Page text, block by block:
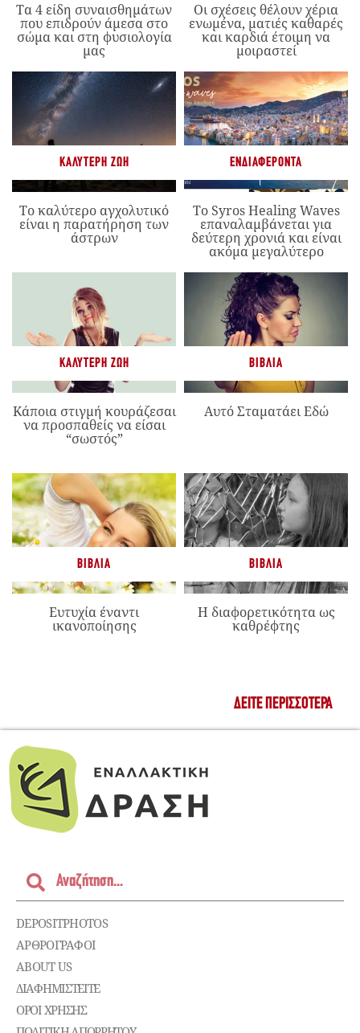
Τα 4 είδη συναισθημάτων
που επιδρούν άμεσα στο
σώμα και στη φυσιολογία
μας
Οι σχέσεις θέλουν χέρια
ενωμένα, ματιές καθαρές
και καρδιά έτοιμη να
μοιραστεί
ΚΑΛΎΤΕΡΗ ΖΩΉ
Το καλύτερο αγχολυτικό
είναι η παρατήρηση των
άστρων
ΕΝΔΙΑΦΈΡΟΝΤΑ
Το Syros Healing Waves
επαναλαμβάνεται για
δεύτερη χρονιά και είναι
ακόμα μεγαλύτερο
ΚΑΛΎΤΕΡΗ ΖΩΉ
Κάποια στιγμή κουράζεσαι
να προσπαθείς να είσαι
“σωστός”
ΒΙΒΛΊΑ
Αυτό Σταματάει Εδώ
ΒΙΒΛΊΑ
Ευτυχία έναντι
ικανοποίησης
ΒΙΒΛΊΑ
Η διαφορετικότητα ως
καθρέφτης
ΔΕΊΤΕ ΠΕΡΙΣΣΌΤΕΡΑ
DEPOSITPHOTOS
ΑΡΘΡΟΓΡΑΦΟΙ
ABOUT US
ΔΙΑΦΗΜΙΣΤΕΊΤΕ
ΌΡΟΙ ΧΡΉΣΗΣ